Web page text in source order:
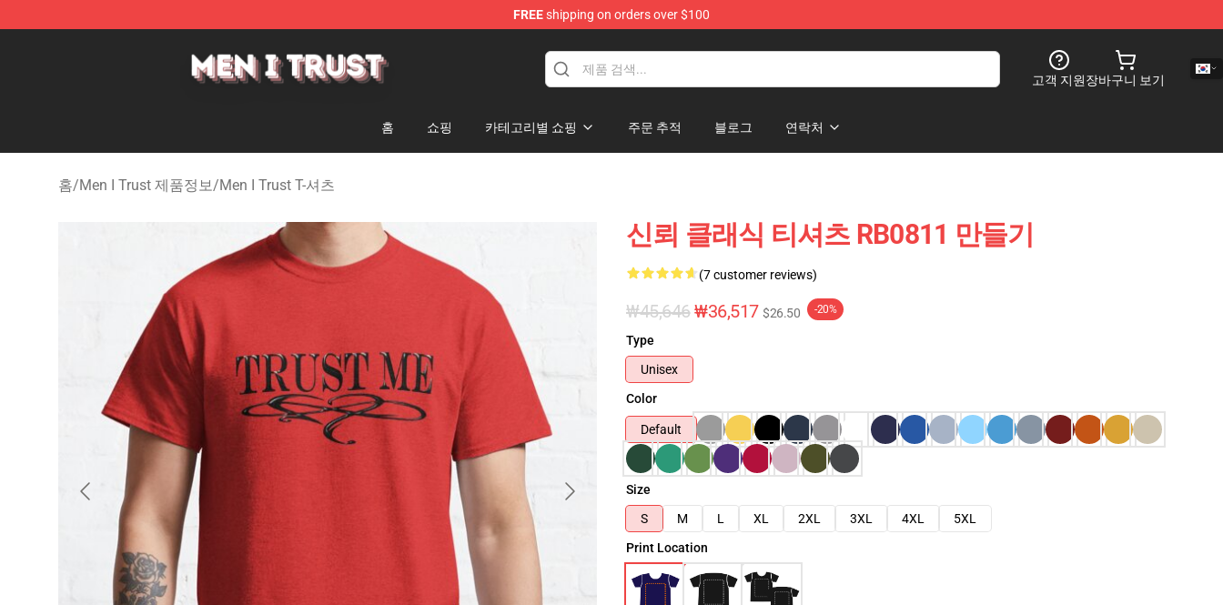
FREEshipping on orders over $100
고객 지원장바구니 보기
홈 쇼핑 카테고리별 쇼핑 주문 추적 블로그 연락처
홈/Men I Trust 제품정보/Men I Trust T-셔츠
신뢰 클래식 티셔츠 RB0811 만들기
(7 customer reviews)
₩45,646₩36,517 $26.50 -20%
Type
Unisex
Color
Default
Size
S
M L XL 2XL 3XL 4XL
5XL
Print Location